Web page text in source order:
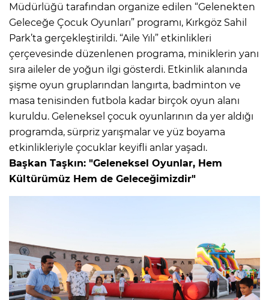
Müdürlüğü tarafından organize edilen “Gelenekten
Geleceğe Çocuk Oyunları” programı, Kırkgöz Sahil
Park’ta gerçekleştirildi. “Aile Yılı” etkinlikleri
çerçevesinde düzenlenen programa, miniklerin yanı
sıra aileler de yoğun ilgi gösterdi. Etkinlik alanında
şişme oyun gruplarından langırta, badminton ve
masa tenisinden futbola kadar birçok oyun alanı
kuruldu. Geleneksel çocuk oyunlarının da yer aldığı
programda, sürpriz yarışmalar ve yüz boyama
etkinlikleriyle çocuklar keyifli anlar yaşadı.
Başkan Taşkın: "Geleneksel Oyunlar, Hem
Kültürümüz Hem de Geleceğimizdir"